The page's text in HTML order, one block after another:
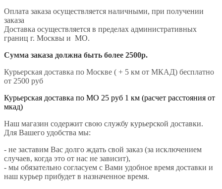
Оплата заказа осуществляется наличными, при получении
заказа
Доставка осуществляется в пределах административных
границ г. Москвы и МО.
Сумма заказа должна быть более 2500р.
Курьерская доставка по Москве ( + 5 км от МКАД) бесплатно
от 2500 руб
Курьерская доставка по МО 25 руб 1 км (расчет расстояния от
мкад)
Наш магазин содержит свою службу курьерской доставки.
Для Вашего удобства мы:
- не заставим Вас долго ждать свой заказ (за исключением
случаев, когда это от нас не зависит),
- мы обязательно согласуем с Вами удобное время доставки и
наш курьер прибудет в назначенное время.